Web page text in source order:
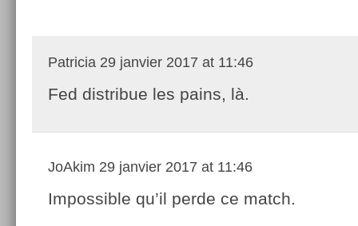
Patricia 29 janvier 2017 at 11:46
Fed distribue les pains, là.
JoAkim 29 janvier 2017 at 11:46
Impossible qu’il perde ce match.